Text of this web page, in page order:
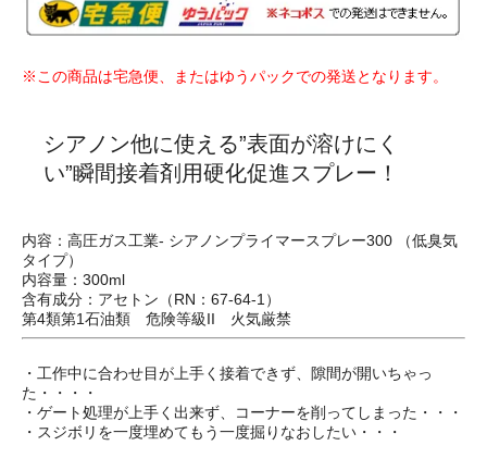
※この商品は宅急便、またはゆうパックでの発送となります。
シアノン他に使える”表面が溶けにく
い”瞬間接着剤用硬化促進スプレー！
内容：高圧ガス工業- シアノンプライマースプレー300 （低臭気
タイプ）
内容量：300ml
含有成分：アセトン（RN：67-64-1）
第4類第1石油類 危険等級II 火気厳禁
・工作中に合わせ目が上手く接着できず、隙間が開いちゃっ
た・・・・
・ゲート処理が上手く出来ず、コーナーを削ってしまった・・・
・スジボリを一度埋めてもう一度掘りなおしたい・・・